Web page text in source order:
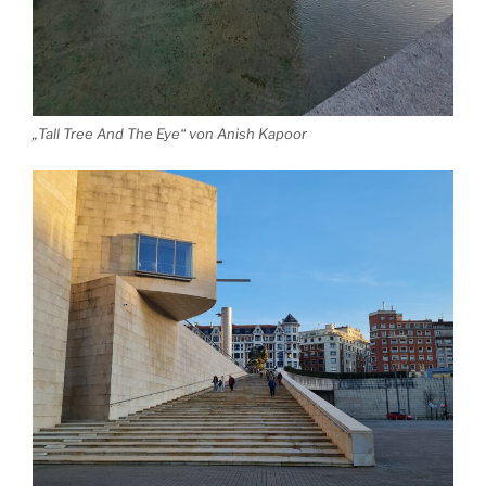
„Tall Tree And The Eye“ von Anish Kapoor